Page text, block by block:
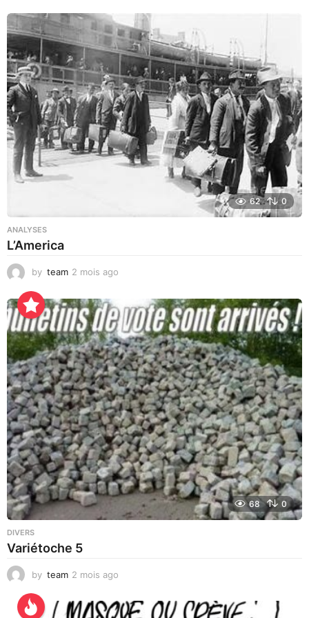
i
s
a
o
62 0
ANALYSES
L’America
by team 2 mois ago
e
u
r
e
s
a
g
o
68 0
DIVERS
Variétoche 5
by team 2 mois ago
e
m